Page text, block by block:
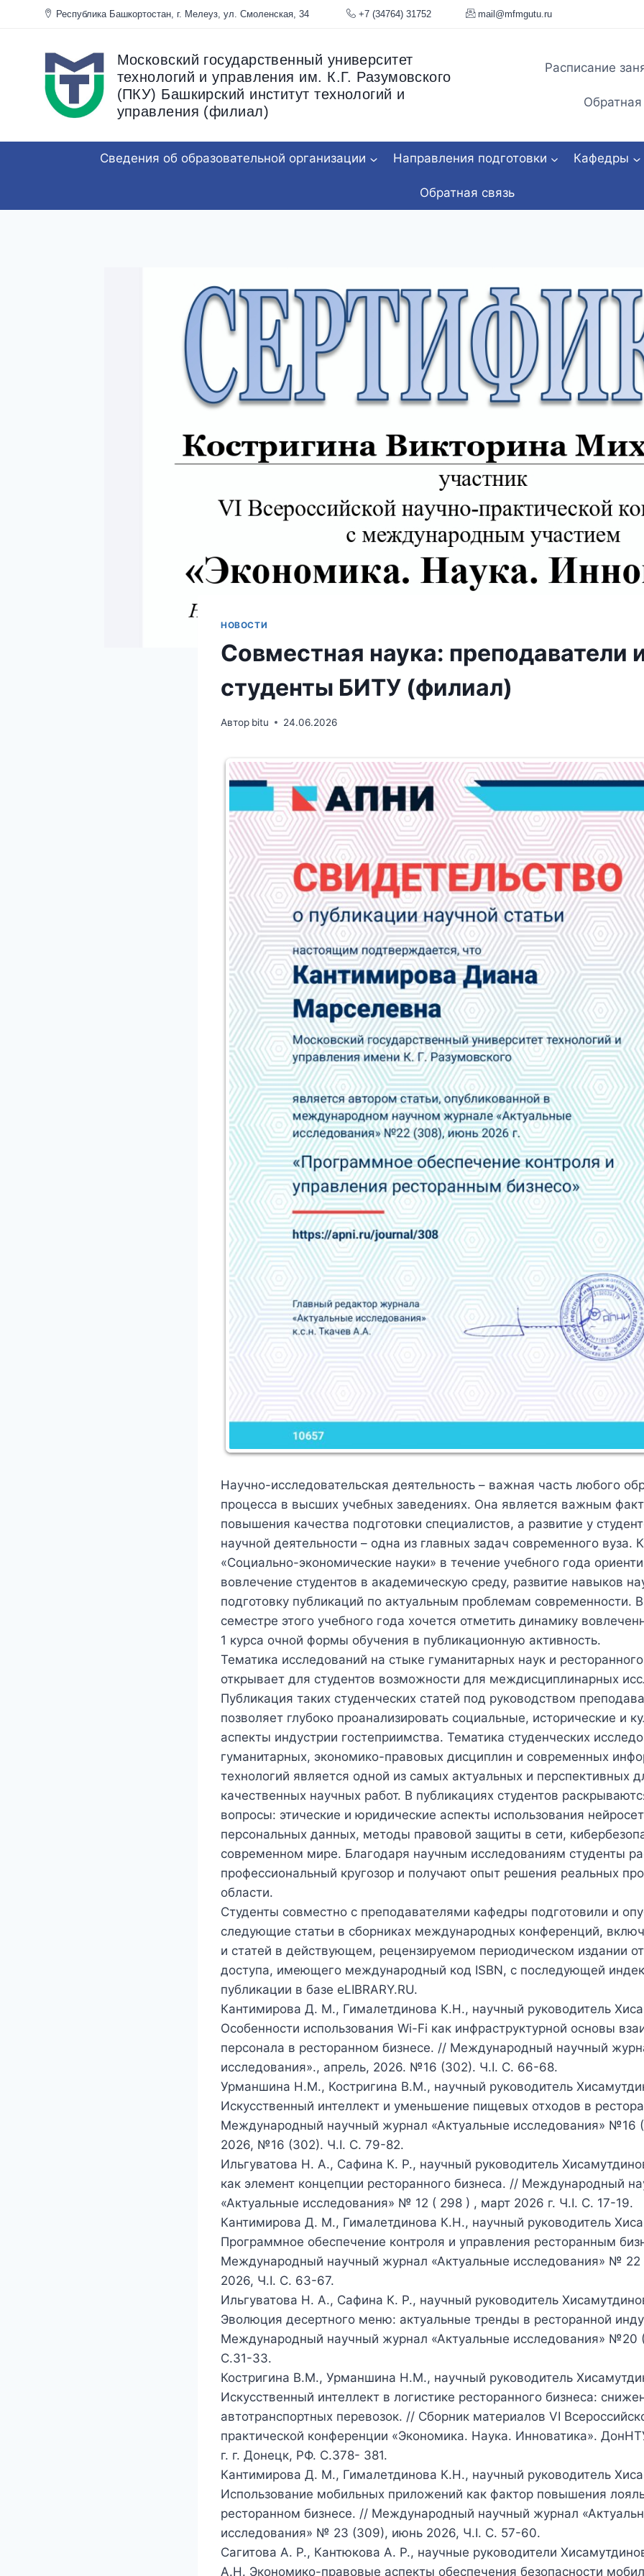
Перейти
Республика Башкортостан, г. Мелеуз, ул. Смоленская, 34 +7 (34764) 31752
Московский государственный университет
технологий и управления им. К.Г. Разумовского
(ПКУ) Башкирский институт технологий и
управления (филиал)
Расписание
Обратная
Сведения об образовательной организации Направления подготовки Кафедры
Обратная связь
НОВОСТИ
Совместная наука: преподаватели
студенты БИТУ (филиал)
Автор bitu 24.06.2026
Научно-исследовательская деятельность – важная часть любого
процесса в высших учебных заведениях. Она является важным
повышения качества подготовки специалистов, а развитие у
научной деятельности – одна из главных задач современного вуза.
«Социально-экономические науки» в течение учебного года
вовлечение студентов в академическую среду, развитие навыков
подготовку публикаций по актуальным проблемам современности.
семестре этого учебного года хочется отметить динамику
1 курса очной формы обучения в публикационную активность.
Тематика исследований на стыке гуманитарных наук и
открывает для студентов возможности для междисциплинарных
Публикация таких студенческих статей под руководством
позволяет глубоко проанализировать социальные, исторические и
аспекты индустрии гостеприимства. Тематика студенческих
гуманитарных, экономико-правовых дисциплин и современных
технологий является одной из самых актуальных и перспективных
качественных научных работ. В публикациях студентов
вопросы: этические и юридические аспекты использования
персональных данных, методы правовой защиты в сети,
современном мире. Благодаря научным исследованиям студенты
профессиональный кругозор и получают опыт решения реальных
области.
Студенты совместно с преподавателями кафедры подготовили и
следующие статьи в сборниках международных конференций,
и статей в действующем, рецензируемом периодическом издании
доступа, имеющего международный код ISBN, с последующей
публикации в базе eLIBRARY.RU.
Кантимирова Д. М., Гималетдинова К.Н., научный руководитель
Особенности использования Wi-Fi как инфраструктурной основы
персонала в ресторанном бизнесе. // Международный научный
исследования»., апрель, 2026. №16 (302). Ч.I. С. 66-68.
Урманшина Н.М., Костригина В.М., научный руководитель
Искусственный интеллект и уменьшение пищевых отходов в
Международный научный журнал «Актуальные исследования» №16
2026, №16 (302). Ч.I. С. 79-82.
Ильгуватова Н. А., Сафина К. Р., научный руководитель
как элемент концепции ресторанного бизнеса. // Международный
«Актуальные исследования» № 12 ( 298 ) , март 2026 г. Ч.I. С. 17-19.
Кантимирова Д. М., Гималетдинова К.Н., научный руководитель
Программное обеспечение контроля и управления ресторанным
Международный научный журнал «Актуальные исследования» №
2026, Ч.I. С. 63-67.
Ильгуватова Н. А., Сафина К. Р., научный руководитель
Эволюция десертного меню: актуальные тренды в ресторанной
Международный научный журнал «Актуальные исследования» №20
С.31-33.
Костригина В.М., Урманшина Н.М., научный руководитель
Искусственный интеллект в логистике ресторанного бизнеса:
автотранспортных перевозок. // Сборник материалов VI
практической конференции «Экономика. Наука. Инноватика».
г. г. Донецк, РФ. С.378- 381.
Кантимирова Д. М., Гималетдинова К.Н., научный руководитель
Использование мобильных приложений как фактор повышения
ресторанном бизнесе. // Международный научный журнал
исследования» № 23 (309), июнь 2026, Ч.I. С. 57-60.
Сагитова А. Р., Кантюкова А. Р., научные руководители
А.Н. Экономико-правовые аспекты обеспечения безопасности